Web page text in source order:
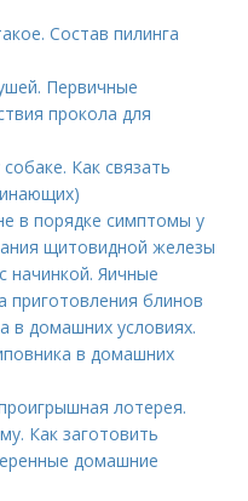
Состав пилинга
Первичные
прокола для
Как связать
в порядке симптомы у
щитовидной железы
начинкой. Яичные
приготовления блинов
в домашних условиях.
в домашних
лотерея.
Как заготовить
домашние